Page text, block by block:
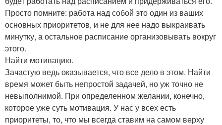
Просто помните: работа над собой это один из ваших
основных приоритетов, и не для нее надо выкраивать
минутку, а остальное расписание организовывать вокруг
этого.
Найти мотивацию.
Зачастую ведь оказывается, что все дело в этом. Найти
время может быть непростой задачей, но уж точно не
невыполнимой. При определенном желании, конечно,
которое уже суть мотивация. У нас у всех есть
приоритеты, то, что мы всегда ставим на самом верху